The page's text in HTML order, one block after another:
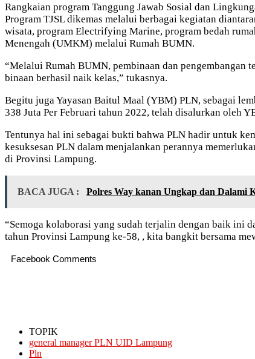
Rangkaian program Tanggung Jawab Sosial dan
Program TJSL dikemas melalui berbagai kegiatan
wisata, program Electrifying Marine, program bedah
Menengah (UMKM) melalui Rumah BUMN.
“Melalui Rumah BUMN, pembinaan dan
binaan berhasil naik kelas,” tukasnya.
Begitu juga Yayasan Baitul Maal (YBM) PLN, sebagai
338 Juta Per Februari tahun 2022, telah disalurkan oleh
Tentunya hal ini sebagai bukti bahwa PLN hadir untuk
kesuksesan PLN dalam menjalankan perannya
di Provinsi Lampung.
BACA JUGA : Polres Way kanan Ungkap dan Dalami
“Semoga kolaborasi yang sudah terjalin dengan baik ini
tahun Provinsi Lampung ke-58, , kita bangkit bersama
Facebook Comments
TOPIK
general manager PLN UID Lampung
Pln